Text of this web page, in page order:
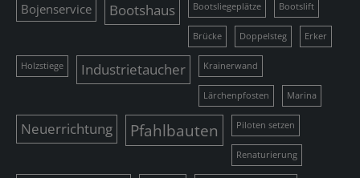
Bojenservice Bootshaus Bootsliegeplätze Bootslift
Brücke Doppelsteg Erker
Holzstiege Industrietaucher Krainerwand
Lärchenpfosten Marina
Neuerrichtung Pfahlbauten Piloten setzen
Renaturierung